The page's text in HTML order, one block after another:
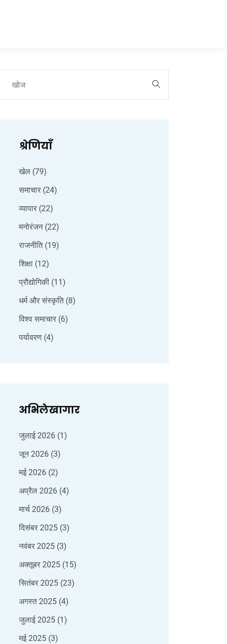
श्रेणियाँ
खेल (79)
समाचार (24)
व्यापार (22)
मनोरंजन (22)
राजनीति (19)
शिक्षा (12)
प्रौद्योगिकी (11)
धर्म और संस्कृति (8)
विश्व समाचार (6)
पर्यावरण (4)
अभिलेखागार
जुलाई 2026 (1)
जून 2026 (3)
मई 2026 (2)
अप्रैल 2026 (4)
मार्च 2026 (3)
दिसंबर 2025 (3)
नवंबर 2025 (3)
अक्तूबर 2025 (15)
सितंबर 2025 (23)
अगस्त 2025 (4)
जुलाई 2025 (1)
मई 2025 (3)